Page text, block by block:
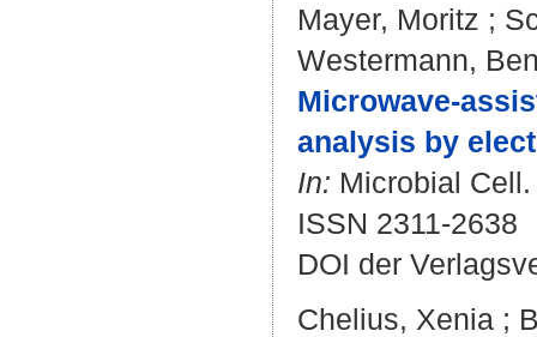
Mayer, Moritz ;
Westermann,
Microwave-
analysis by
In: Microbial
ISSN 2311-2638
DOI der
Chelius, Xenia ;